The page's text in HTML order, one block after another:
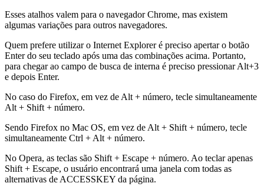
Esses atalhos valem para o navegador Chrome, mas existem
algumas variações para outros navegadores.
Quem prefere utilizar o Internet Explorer é preciso apertar o botão
Enter do seu teclado após uma das combinações acima. Portanto,
para chegar ao campo de busca de interna é preciso pressionar Alt+3
e depois Enter.
No caso do Firefox, em vez de Alt + número, tecle simultaneamente
Alt + Shift + número.
Sendo Firefox no Mac OS, em vez de Alt + Shift + número, tecle
simultaneamente Ctrl + Alt + número.
No Opera, as teclas são Shift + Escape + número. Ao teclar apenas
Shift + Escape, o usuário encontrará uma janela com todas as
alternativas de ACCESSKEY da página.